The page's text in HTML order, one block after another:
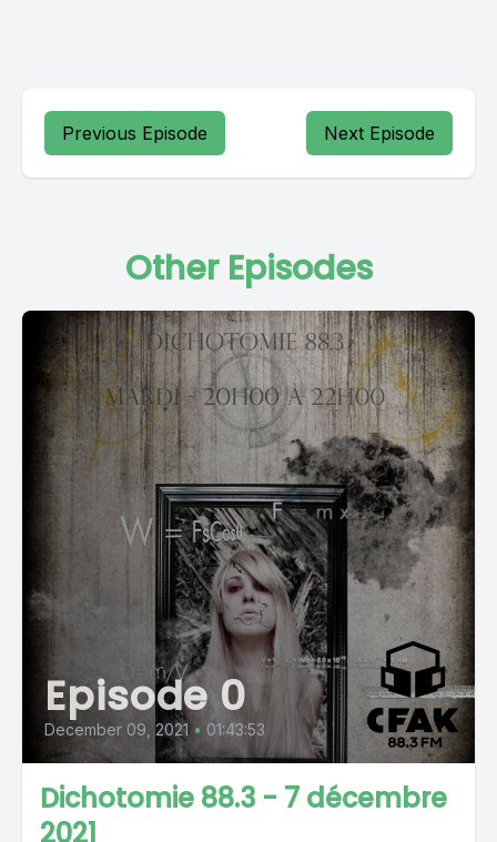
Previous Episode Next Episode
Other Episodes
Episode 0
December 09, 2021 • 01:43:53
Dichotomie 88.3 - 7 décembre
2021